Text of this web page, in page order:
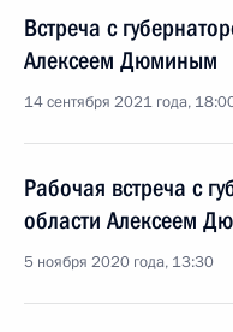
Встреча с
Алексеем Дюминым
14 сентября 2021 года,
Рабочая встреча с
области Алексеем
5 ноября 2020 года, 13:30